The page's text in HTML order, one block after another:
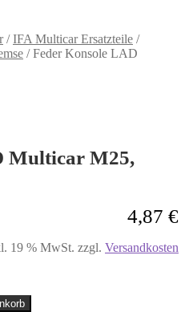
/IFA Multicar Ersatzteile /
/Feder Konsole LAD
Multicar M25,
4,87 €
19 % MwSt. zzgl. Versandkosten